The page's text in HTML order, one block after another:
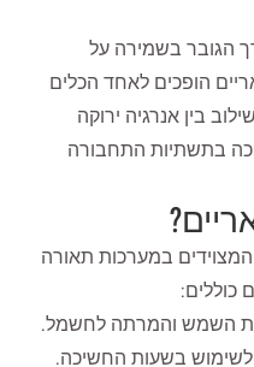
הגובר בשמירה על
הופכים לאחד הכלים
בין אנרגיה ירוקה
בתשתיות התחבורה
במערכות תאורה
כוללים:
השמש והמרתה לחשמל.
לשימוש בשעות החשיכה.